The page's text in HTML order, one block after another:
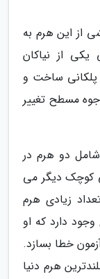
از این هرم به
از نیاکان
پلکانی ساخت و
مسطح تغییر
دو هرم در
کوچک دیگر می
زیادی هرم
دارد که او
خطا بسازد.
هرم دنیا